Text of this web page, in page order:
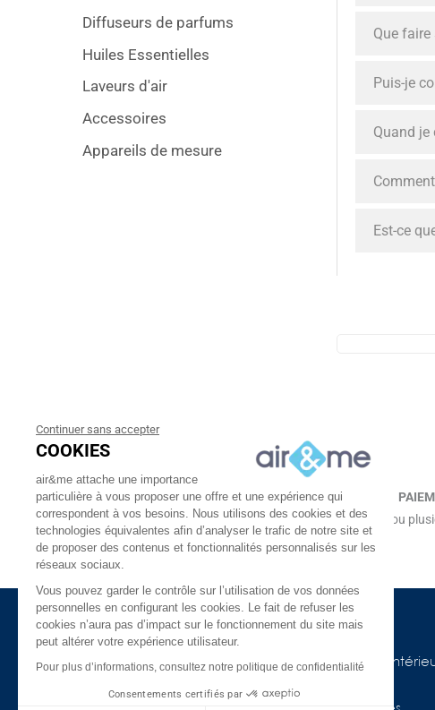
Diffuseurs de parfums
Huiles Essentielles
Laveurs d'air
Accessoires
Appareils de mesure
Que
Puis-je
Quand je
Est-ce
LIVRAISON GRATUITE
À partir de 30€
En 24 ou 48h chez vous
En une ou
à propos d'air&me
La société
Besoin d'aide ?
Nos guides de l'air
Lexique
Continuer sans accepter
COOKIES
air&me attache une importance
particulière à vous proposer une offre et une expérience qui
correspondent à vos besoins. Nous utilisons des cookies et des
technologies équivalentes afin d’analyser le trafic de notre site et
de proposer des contenus et fonctionnalités personnalisés sur les
réseaux sociaux.
Vous pouvez garder le contrôle sur l’utilisation de vos données
personnelles en configurant les cookies. Le fait de refuser les
cookies n’aura pas d’impact sur le fonctionnement du site mais
peut altérer votre expérience utilisateur.
Pour plus d’informations, consultez notre politique de confidentialité
Consentements certifiés par